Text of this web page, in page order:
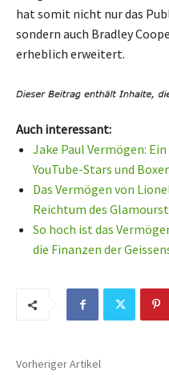
hat somit nicht nur das
sondern auch Bradley
erheblich erweitert.
Auch interessant:
Jake Paul Vermögen:
YouTube-Stars und
Das Vermögen von
Reichtum des
So hoch ist das
die Finanzen der
Vorheriger Artikel